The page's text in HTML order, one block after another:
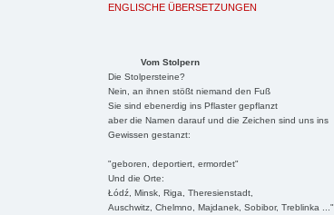
ENGLISCHE ÜBERSETZUNGEN
Vom Stolpern
Die Stolpersteine?
Nein, an ihnen stößt niemand den Fuß
Sie sind ebenerdig ins Pflaster gepflanzt
aber die Namen darauf und die Zeichen sind uns ins
Gewissen gestanzt:
"geboren, deportiert, ermordet"
Und die Orte:
Łódź, Minsk, Riga, Theresienstadt,
Auschwitz, Chelmno, Majdanek, Sobibor, Treblinka ..."